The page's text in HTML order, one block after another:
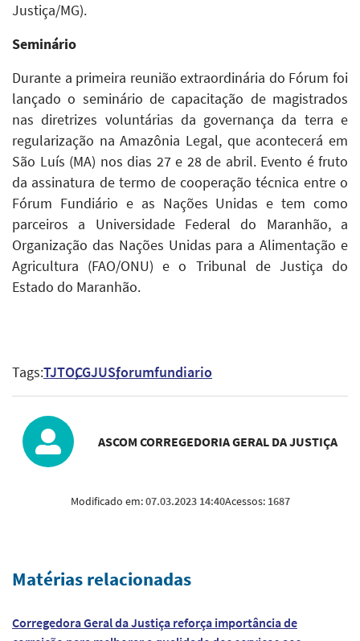
Justiça/MG).
Seminário
Durante a primeira reunião extraordinária do Fórum foi
lançado o seminário de capacitação de magistrados
nas diretrizes voluntárias da governança da terra e
regularização na Amazônia Legal, que acontecerá em
São Luís (MA) nos dias 27 e 28 de abril. Evento é fruto
da assinatura de termo de cooperação técnica entre o
Fórum Fundiário e as Nações Unidas e tem como
parceiros a Universidade Federal do Maranhão, a
Organização das Nações Unidas para a Alimentação e
Agricultura (FAO/ONU) e o Tribunal de Justiça do
Estado do Maranhão.
Tags:TJTOCGJUSforumfundiario
ASCOM CORREGEDORIA GERAL DA JUSTIÇA
Modificado em:07.03.2023 14:40Acessos: 1687
Matérias relacionadas
Corregedora Geral da Justiça reforça importância de